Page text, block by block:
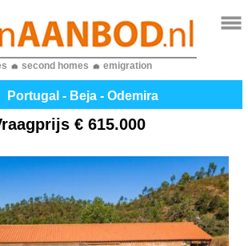
second homes emigration
Portugal - Beja - Odemira
€ 615.000